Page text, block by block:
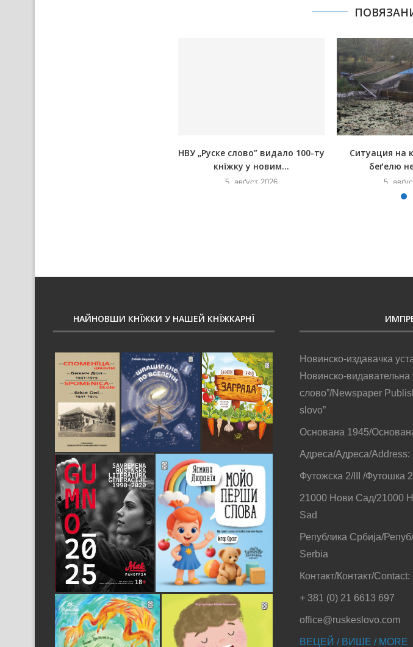
НВУ „Руске слово” видало 100-ту
кнїжку у новим...
5. авґуст 2026
Ситуация на
беґелю
5.
НАЙНОВШИ КНЇЖКИ У НАШЕЙ КНЇЖКАРНЇ
Новинско-издавачка
Новинско-видавательна
слово”/Newspaper
slovo”
Основана 1945/
Адреса/Адреса/Address:
Футожска 2/III /Футошка
21000 Нови Сад/21000
Sad
Република Србија/
Serbia
Контакт/Контакт/Contact:
+ 381 (0) 21 6613 697
office@ruskeslovo.com
ВЕЦЕЙ / ВИШЕ / MORE